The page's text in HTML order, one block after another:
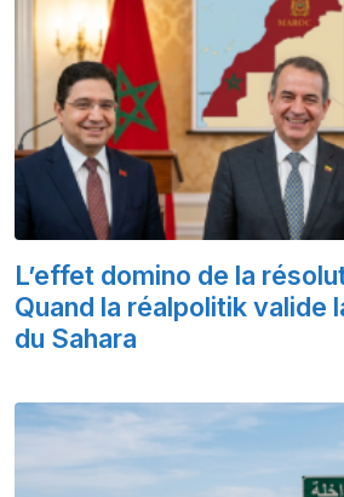
L’effet domino de la
Quand la réalpolitik valide
du Sahara